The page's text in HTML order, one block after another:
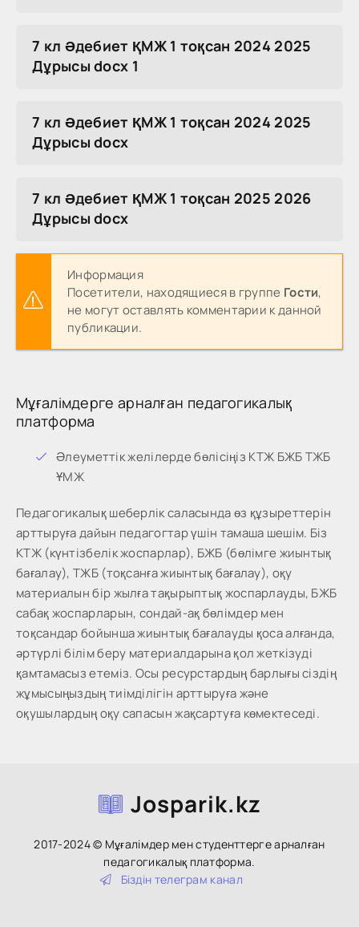
7 кл Әдебиет ҚМЖ 1 тоқсан 2024 2025
Дұрысы docx 1
7 кл Әдебиет ҚМЖ 1 тоқсан 2024 2025
Дұрысы docx
7 кл Әдебиет ҚМЖ 1 тоқсан 2025 2026
Дұрысы docx
Информация
Посетители, находящиеся в группе Гости,
не могут оставлять комментарии к данной
публикации.
Мұғалімдерге арналған педагогикалық
платформа
Әлеуметтік желілерде бөлісіңіз КТЖ БЖБ ТЖБ
ҰМЖ
Педагогикалық шеберлік саласында өз құзыреттерін
арттыруға дайын педагогтар үшін тамаша шешім. Біз
КТЖ (күнтізбелік жоспарлар), БЖБ (бөлімге жиынтық
бағалау), ТЖБ (тоқсанға жиынтық бағалау), оқу
материалын бір жылға тақырыптық жоспарлауды, БЖБ
сабақ жоспарларын, сондай-ақ бөлімдер мен
тоқсандар бойынша жиынтық бағалауды қоса алғанда,
әртүрлі білім беру материалдарына қол жеткізуді
қамтамасыз етеміз. Осы ресурстардың барлығы сіздің
жұмысыңыздың тиімділігін арттыруға және
оқушылардың оқу сапасын жақсартуға көмектеседі.
Josparik.kz
2017-2024 © Мұғалімдер мен студенттерге арналған
педагогикалық платформа.
Біздін тeлeгpaм кaнaл